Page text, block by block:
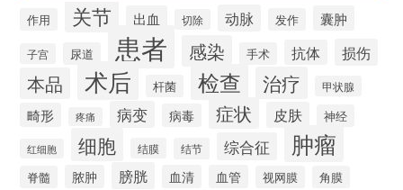
作用 关节 出血 切除 动脉 发作 囊肿
子宫 尿道 患者 感染 手术 抗体 损伤
本品 术后 杆菌 检查 治疗 甲状腺
畸形 疼痛 病变 病毒 症状 皮肤 神经
红细胞 细胞 结膜 结节 综合征 肿瘤
脊髓 脓肿 膀胱 血清 血管 视网膜 角膜